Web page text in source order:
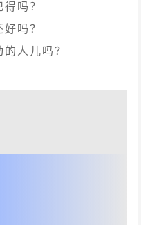
吗？
吗？
人儿吗？